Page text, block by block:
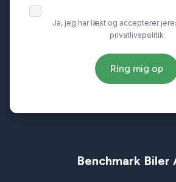
Ja, jeg har læst og accepterer
privatlivspolitik
Ring mig op
Benchmark Biler